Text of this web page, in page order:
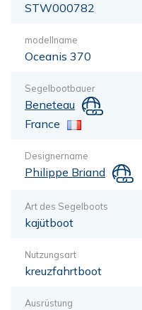
STW000782
modellname
Oceanis 370
Segelbootbauer
Beneteau
France
Designername
Philippe Briand
Art des Segelboots
kajütboot
Nutzungsart
kreuzfahrtboot
Ausrüstung